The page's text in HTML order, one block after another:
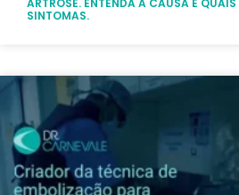
ARTROSE. ENTENDA A CAUSA E
SINTOMAS.